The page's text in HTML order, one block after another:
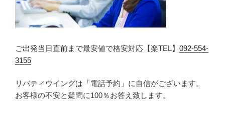
ご出発当日直前まで最安値で格安対応【楽TEL】 092-554-
3155
リバティウイングは「電話予約」に自信がございます。
お客様の不安と疑問に100％お答え致します。